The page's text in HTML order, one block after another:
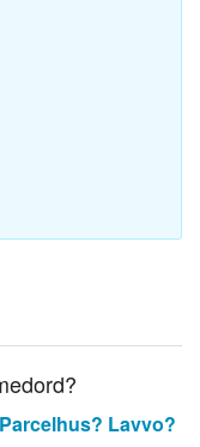
Parcelhus? Lavvo?